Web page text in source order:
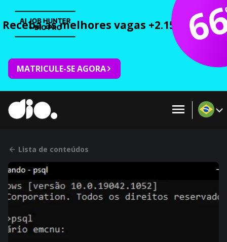
Receba as melhores vagas +2.150 cursos
MATRICULE-SE AGORA
Lista de conteúdos